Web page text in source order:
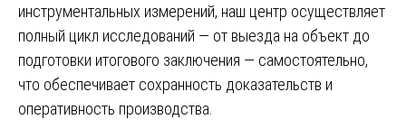
инструментальных измерений, наш центр осуществляет
полный цикл исследований — от выезда на объект до
подготовки итогового заключения — самостоятельно,
что обеспечивает сохранность доказательств и
оперативность производства.